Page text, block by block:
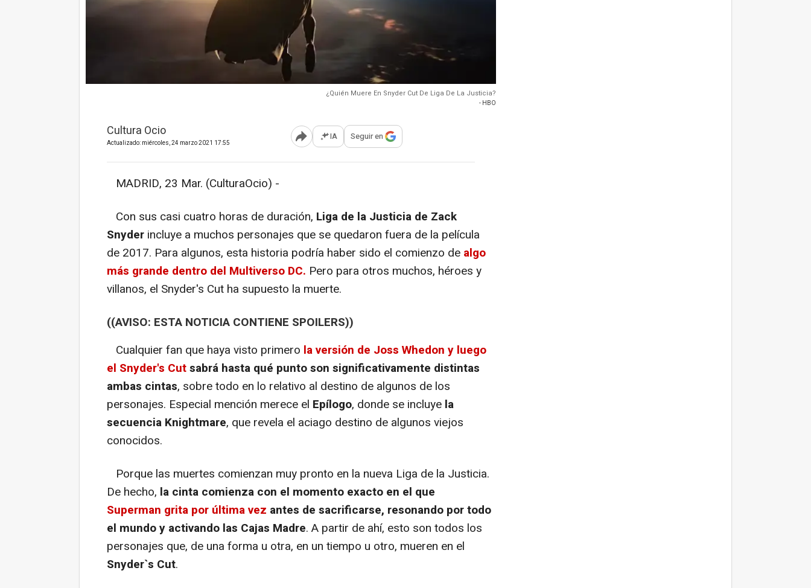
¿Quién Muere En Snyder Cut De Liga De La Justicia?
- HBO
Cultura Ocio
Actualizado: miércoles, 24 marzo 2021 17:55 Abrir opciones para compartir
IA Seguir en
MADRID, 23 Mar. (CulturaOcio) -
Con sus casi cuatro horas de duración, Liga de la Justicia de Zack
Snyder incluye a muchos personajes que se quedaron fuera de la película
de 2017. Para algunos, esta historia podría haber sido el comienzo de algo
más grande dentro del Multiverso DC. Pero para otros muchos, héroes y
villanos, el Snyder's Cut ha supuesto la muerte.
((AVISO: ESTA NOTICIA CONTIENE SPOILERS))
Cualquier fan que haya visto primero la versión de Joss Whedon y luego
el Snyder's Cutsabrá hasta qué punto son significativamente distintas
ambas cintas, sobre todo en lo relativo al destino de algunos de los
personajes. Especial mención merece el Epílogo, donde se incluye la
secuencia Knightmare, que revela el aciago destino de algunos viejos
conocidos.
Porque las muertes comienzan muy pronto en la nueva Liga de la Justicia.
De hecho, la cinta comienza con el momento exacto en el que
Superman grita por última vez antes de sacrificarse, resonando por todo
el mundo y activando las Cajas Madre. A partir de ahí, esto son todos los
personajes que, de una forma u otra, en un tiempo u otro, mueren en el
Snyder`s Cut.